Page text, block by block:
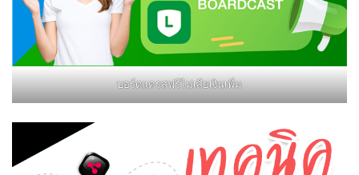
บอร์ดแครสฟรีไม่เสียเงินเพิ่ม